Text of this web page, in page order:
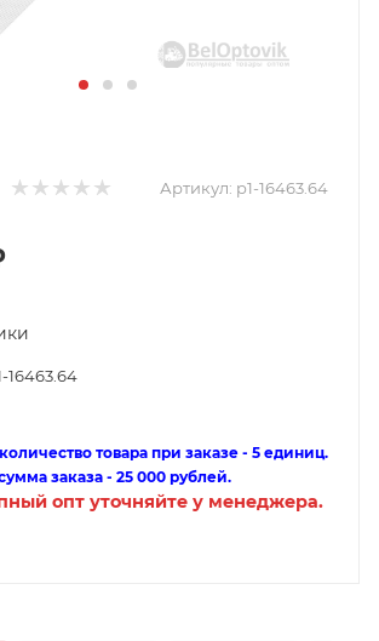
Артикул: p1-16463.64
16463.64
товара при заказе - 5 единиц.
заказа - 25 000 рублей.
опт уточняйте у менеджера.